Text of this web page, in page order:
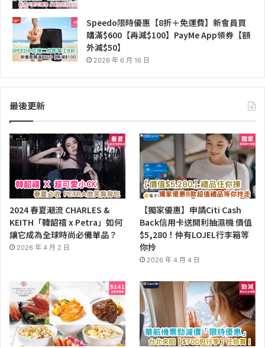
Speedo限時優惠【8折＋免運費】新會員買
購滿$600【再減$100】PayMe App領券【額
外減$50】
2026 年 6 月 16 日
最後更新
2024 春夏潮流 CHARLES &
KEITH「韓韶禧 x Petra」如何
讓它成為全球時尚必備單品？
2026 年 4 月 2 日
【獨家優惠】申請Citi Cash
Back信用卡送開利抽濕機 價值
$5,280！仲有LOJEL行李箱等
你拎
2026 年 4 月 4 日